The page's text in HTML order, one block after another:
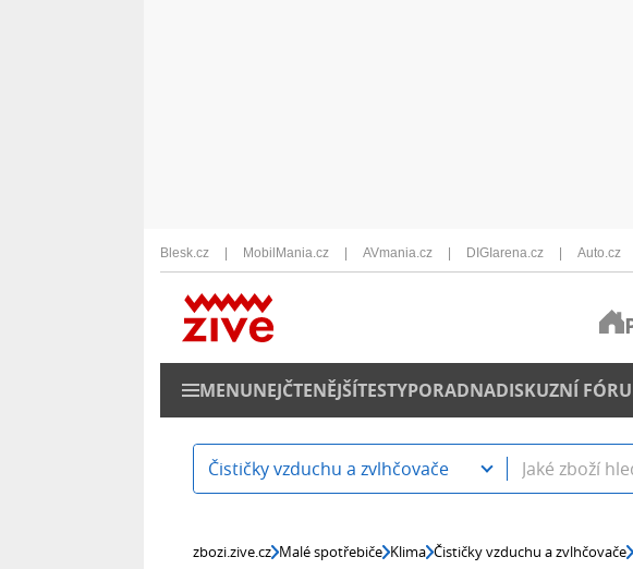
Blesk.cz MobilMania.cz AVmania.cz DIGIarena.cz Auto.cz
MENUNEJČTENĚJŠÍTESTYPORADNADISKUZNÍ
Čističky vzduchu a zvlhčovače
zbozi.zive.cz Malé spotřebiče Klima Čističky vzduchu a zvlhčovače